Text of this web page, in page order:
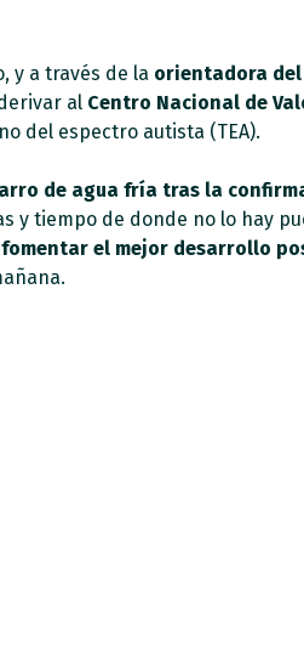
y a través de la orientadora
al Centro Nacional de
del espectro autista (TEA).
de agua fría tras la
y tiempo de donde no lo hay
el mejor desarrollo